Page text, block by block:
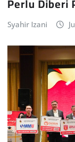
Perlu Diberi
Syahir Izani